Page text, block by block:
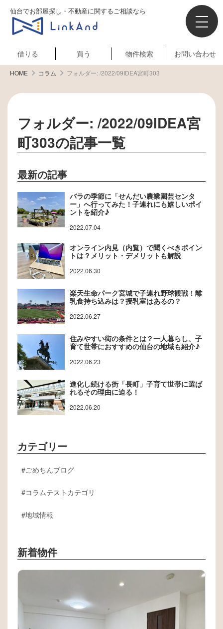
仙台でお部屋探し・不動産に関するご相談なら
借りる 買う 物件検索 お問い合わせ
HOME コラム フォルダー:/2022/09IDEA宮町303
フォルダー:/2022/09IDEA宮
町303の記事一覧
最新の記事
バラの季節に「せんだい農業園芸センタ
ー」へ行ってみた！子連れにも嬉しいポイ
ントを紹介♪
2022.07.04
オンライン内見（内覧）で聞くべきポイン
トは？メリット・デメリットも解説
2022.06.30
楽天生命パーク宮城で子連れ野球観戦！離
乳食持ち込みは？授乳室はあるの？
2022.06.27
住みやすい街の条件とは？一人暮らし、子
育て世帯におすすめの仙台の地域も紹介♪
2022.06.23
進化し続ける街「長町」子育て世帯に選ば
れるその理由に迫る！
2022.06.20
カテゴリー
ごめちんブログ
コラムテストカテゴリ
地域情報
新着物件